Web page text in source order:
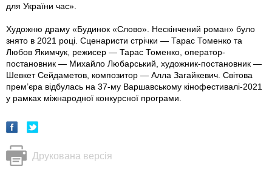
для України час».
Художню драму «Будинок «Слово». Нескінчений роман» було
знято в 2021 році. Сценаристи стрічки — Тарас Томенко та
Любов Якимчук, режисер — Тарас Томенко, оператор-
постановник — Михайло Любарський, художник-постановник —
Шевкет Сейдаметов, композитор — Алла Загайкевич. Світова
прем’єра відбулась на 37-му Варшавському кінофестивалі-2021
у рамках міжнародної конкурсної програми.
Друкована версія